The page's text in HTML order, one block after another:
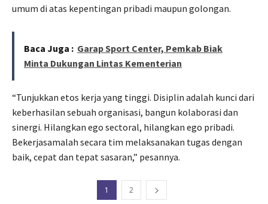
umum di atas kepentingan pribadi maupun golongan.
Baca Juga : Garap Sport Center, Pemkab Biak
Minta Dukungan Lintas Kementerian
“Tunjukkan etos kerja yang tinggi. Disiplin adalah kunci dari
keberhasilan sebuah organisasi, bangun kolaborasi dan
sinergi. Hilangkan ego sectoral, hilangkan ego pribadi.
Bekerjasamalah secara tim melaksanakan tugas dengan
baik, cepat dan tepat sasaran,” pesannya.
1 2